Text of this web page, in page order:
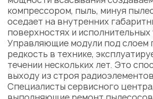
компрессором, пыль, минуя
оседает на внутренних
поверхностях и исполнительных
Управляющие модули под слоем
редкость в технике,
течении нескольких лет. Это
выходу из строя
Специалисты сервисного центра,